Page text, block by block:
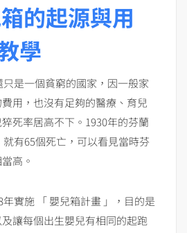
的起源與用
學
是一個貧窮的國家，因一般家
用，也沒有足夠的醫療、育兒
死率居高不下。1930年的芬蘭
有65個死亡，可以看見當時芬
高。
實施 「 嬰兒箱計畫 」，目的是
讓每個出生嬰兒有相同的起跑